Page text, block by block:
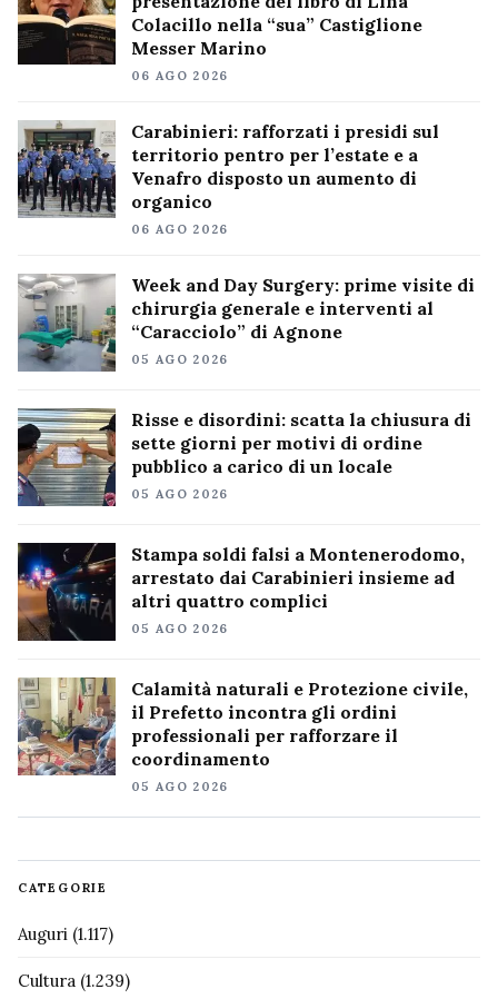
Colacillo nella “sua” Castiglione
Messer Marino
06 AGO 2026
Carabinieri: rafforzati i presidi sul
territorio pentro per l’estate e a
Venafro disposto un aumento di
organico
06 AGO 2026
Week and Day Surgery: prime visite di
chirurgia generale e interventi al
“Caracciolo” di Agnone
05 AGO 2026
Risse e disordini: scatta la chiusura di
sette giorni per motivi di ordine
pubblico a carico di un locale
05 AGO 2026
Stampa soldi falsi a Montenerodomo,
arrestato dai Carabinieri insieme ad
altri quattro complici
05 AGO 2026
Calamità naturali e Protezione civile,
il Prefetto incontra gli ordini
professionali per rafforzare il
coordinamento
05 AGO 2026
CATEGORIE
Auguri (1.117)
Cultura (1.239)